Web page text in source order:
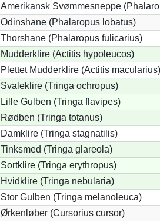
Amerikansk Svømmesneppe
Odinshane (Phalaropus lobatus)
Thorshane (Phalaropus fulicarius)
Mudderklire (Actitis hypoleucos)
Plettet Mudderklire (Actitis macularius)
Svaleklire (Tringa ochropus)
Lille Gulben (Tringa flavipes)
Rødben (Tringa totanus)
Damklire (Tringa stagnatilis)
Tinksmed (Tringa glareola)
Sortklire (Tringa erythropus)
Hvidklire (Tringa nebularia)
Stor Gulben (Tringa melanoleuca)
Ørkenløber (Cursorius cursor)